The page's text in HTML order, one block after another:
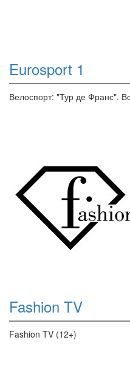
Eurosport 1
Велоспорт: "Тур де Франс".
Fashion TV
Fashion TV (12+)